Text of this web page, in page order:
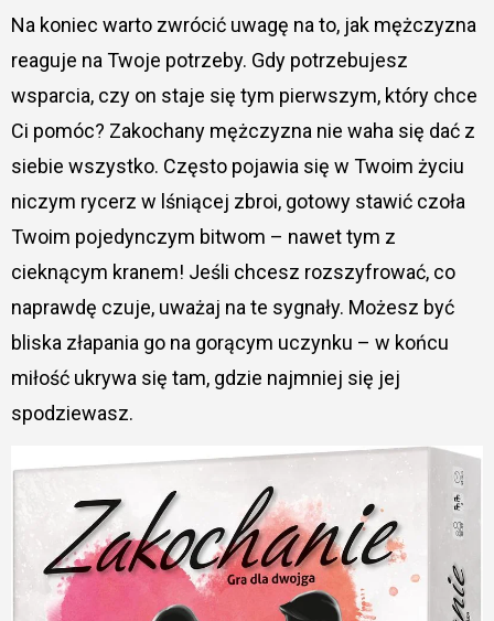
Na koniec warto zwrócić uwagę na to, jak mężczyzna
reaguje na Twoje potrzeby. Gdy potrzebujesz
wsparcia, czy on staje się tym pierwszym, który chce
Ci pomóc? Zakochany mężczyzna nie waha się dać z
siebie wszystko. Często pojawia się w Twoim życiu
niczym rycerz w lśniącej zbroi, gotowy stawić czoła
Twoim pojedynczym bitwom – nawet tym z
cieknącym kranem! Jeśli chcesz rozszyfrować, co
naprawdę czuje, uważaj na te sygnały. Możesz być
bliska złapania go na gorącym uczynku – w końcu
miłość ukrywa się tam, gdzie najmniej się jej
spodziewasz.